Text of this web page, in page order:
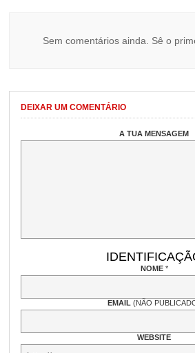
Sem comentários ainda. Sê o
DEIXAR UM COMENTÁRIO
A TUA MENSAGEM
NOME *
EMAIL(NÃO
WEBSITE